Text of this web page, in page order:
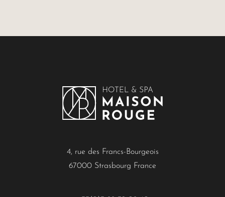
4, rue des Francs-Bourgeois
67000 Strasbourg France